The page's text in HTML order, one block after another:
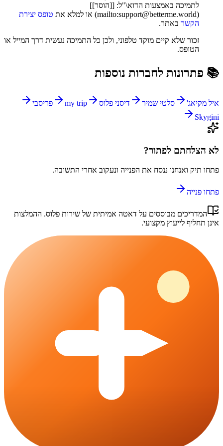
לתמיכה באמצעות הדוא\"ל: [[הוסר]]
(mailto:support@betterme.world) או למלא את
טופס יצירת
הקשר באתר.
זכור שלא קיים מוקד טלפוני, ולכן כל התמיכה נעשית דרך המייל או
הטופס.
📚 פתרונות לחברות נוספות
איל מקיאג' סלטי שמיר דיסני פלוס my trip
פריסבי
Skygini
לא הצלחתם לפתור?
פתחו תיק ואנחנו ננסח את הפנייה ונעקוב אחרי התשובה.
פתחו פנייה
המדריכים מבוססים על דאטה אמיתית של שירות פלוס. ההמלצות
אינן תחליף לייעוץ מקצועי.